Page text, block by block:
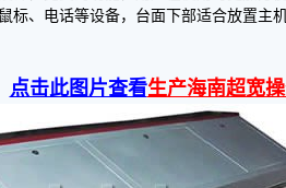
标、电话等设备，台面下部适合放置主
点击此图片查看生产海南超宽